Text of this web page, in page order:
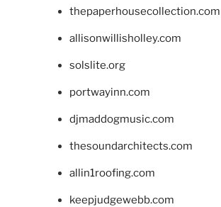
thepaperhousecollection.com
allisonwillisholley.com
solslite.org
portwayinn.com
djmaddogmusic.com
thesoundarchitects.com
allin1roofing.com
keepjudgewebb.com